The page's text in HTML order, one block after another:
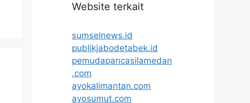
Website terkait
sumselnews.id
publikjabodetabek.id
pemudapancasilamedan
.com
ayokalimantan.com
ayosumut.com